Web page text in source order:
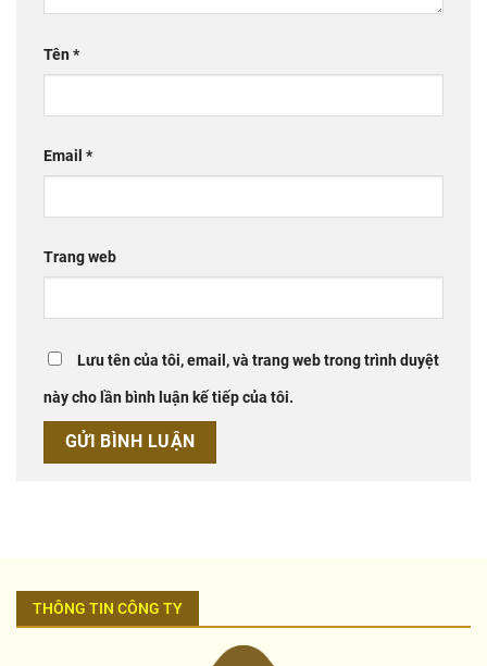
Tên*
Email *
Trang web
Lưu tên của tôi, email, và trang web trong trình duyệt
này cho lần bình luận kế tiếp của tôi.
THÔNG TIN CÔNG TY